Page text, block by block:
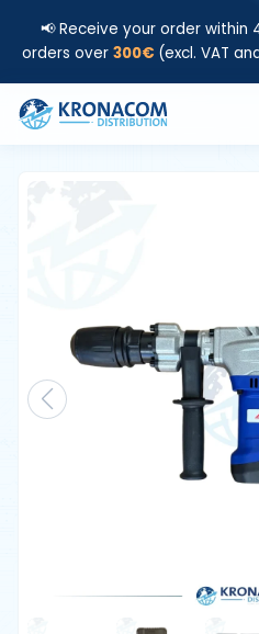
📢 Receive your order within
orders over 300€ (excl. VAT